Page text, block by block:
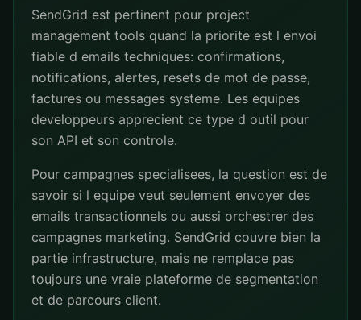
SendGrid est pertinent pour project
management tools quand la priorite est l envoi
fiable d emails techniques: confirmations,
notifications, alertes, resets de mot de passe,
factures ou messages systeme. Les equipes
developpeurs apprecient ce type d outil pour
son API et son controle.
Pour campagnes specialisees, la question est de
savoir si l equipe veut seulement envoyer des
emails transactionnels ou aussi orchestrer des
campagnes marketing. SendGrid couvre bien la
partie infrastructure, mais ne remplace pas
toujours une vraie plateforme de segmentation
et de parcours client.